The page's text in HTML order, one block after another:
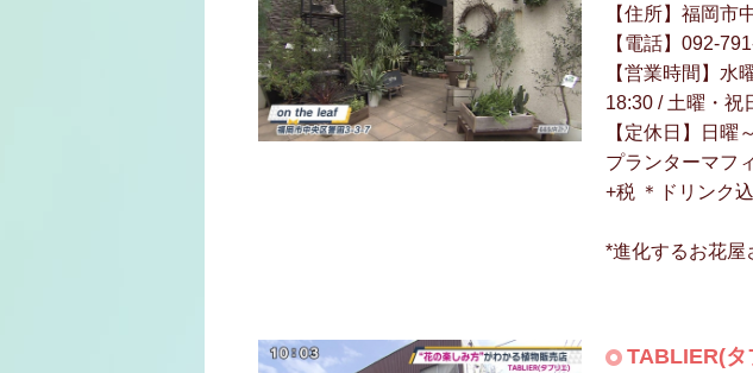
【住所】福岡市
【電話】092-
【営業時間】水
18:30 / 土曜・祝
【定休日】日曜
プランターマフ
+税 ＊ドリンク
*進化するお花屋
TABLIER(タ